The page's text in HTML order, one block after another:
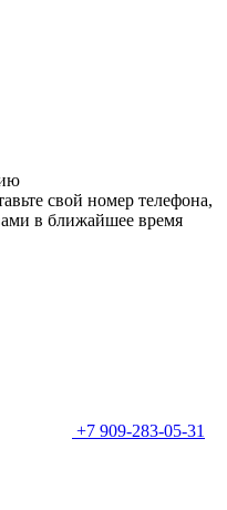
свой номер телефона,
в ближайшее время
+7 909-283-05-31